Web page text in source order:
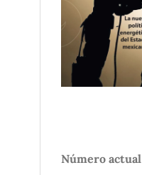
Número actual